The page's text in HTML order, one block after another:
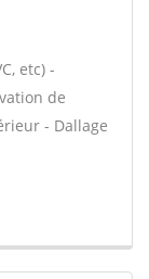
etc) -
de
- Dallage